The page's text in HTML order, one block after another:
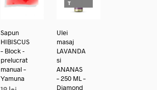
Sapun
HIBISCUS
– Block -
prelucrat
manual –
Yamuna
T
Ulei
masaj
LAVANDA
si
ANANAS
– 250 ML –
Diamond